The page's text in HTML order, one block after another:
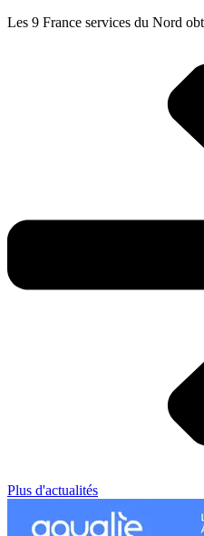
Les 9 France services du Nord
Plus d'actualités